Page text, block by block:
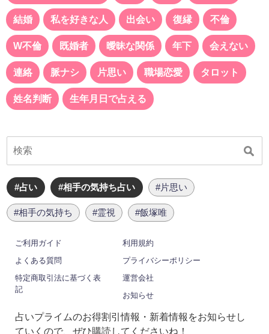
結婚 私を好きな人 出会い 復縁 不倫
W不倫 既婚者 曖昧な関係 年下 会えない
連絡 脈ナシ 片思い 職場恋愛 タロット
姓名判断 生年月日で占える
#占い #相手の気持ち占い #片思い
#相手の気持ち #霊視 #飯塚唯
ご利用ガイド
利用規約
よくある質問
プライバシーポリシー
特定商取引法に基づく表
記
運営会社
お知らせ
占いプライムのお得割引情報・新着情報をお知らせし
ていくので、ぜひ購読してくださいね！